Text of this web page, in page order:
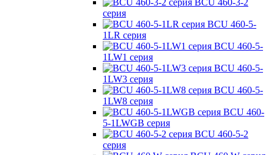
серия
BCU 460-5-
1LR серия
BCU 460-5-
1LW1 серия
BCU 460-5-
1LW3 серия
BCU 460-5-
1LW8 серия
BCU 460-
5-1LWGB серия
BCU 460-5-2
серия